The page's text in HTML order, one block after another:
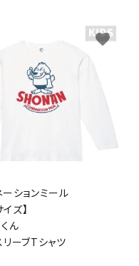
ションミール
ズ】
ん
ーブTシャツ
favorite